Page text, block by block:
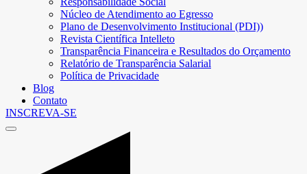
Núcleo de Atendimento ao Egresso
Plano de Desenvolvimento Institucional (PDI))
Revista Científica Intelleto
Transparência Financeira e Resultados do Orçamento
Relatório de Transparência Salarial
Política de Privacidade
Blog
Contato
INSCREVA-SE